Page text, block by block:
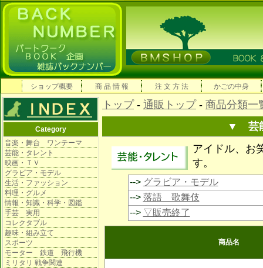
ショップ概要 商 品 情 報 注 文 方 法 かごの中身
Category
音楽・舞台 ワンテーマ
芸能・タレント
映画・ＴＶ
グラビア・モデル
生活・ファッション
料理・グルメ
情報・知識・科学・図鑑
手芸 実用
コレクタブル
趣味・組み立て
スポーツ
モーター 鉄道 飛行機
ミリタリ 戦争関連
トップ- 通販トップ- 商品分類一
▼ 芸
アイドル、お
す。
--> グラビア・モデル
--> 落語 歌舞伎
--> ▽販売終了
商品名